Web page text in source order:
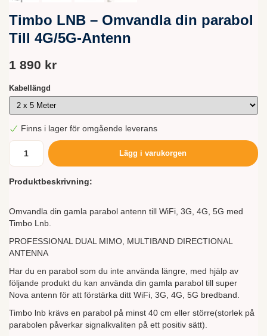
Timbo LNB – Omvandla din parabol
Till 4G/5G-Antenn
1 890 kr
Kabellängd
Finns i lager för omgående leverans
Lägg i varukorgen
Produktbeskrivning:
Omvandla din gamla parabol antenn till WiFi, 3G, 4G, 5G med
Timbo Lnb.
PROFESSIONAL DUAL MIMO, MULTIBAND DIRECTIONAL
ANTENNA
Har du en parabol som du inte använda längre, med hjälp av
följande produkt du kan använda din gamla parabol till super
Nova antenn för att förstärka ditt WiFi, 3G, 4G, 5G bredband.
Timbo lnb krävs en parabol på minst 40 cm eller större(storlek på
parabolen påverkar signalkvaliten på ett positiv sätt).